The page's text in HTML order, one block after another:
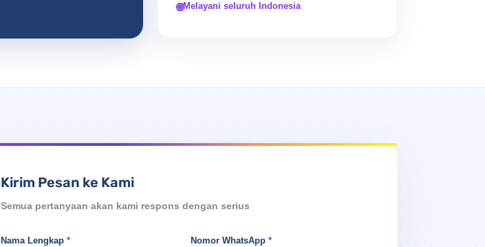
🌐Melayani seluruh Indonesia
Kirim Pesan ke Kami
Semua pertanyaan akan kami respons dengan serius
Nama Lengkap * Nomor WhatsApp*